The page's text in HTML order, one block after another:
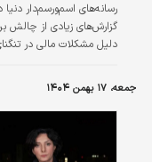
رسانه‌های اسم‌و‌رسم‌دار
گزارش‌های زیادی از چالش
دلیل مشکلات مالی در
حالا بی‌بی‌سی نیز از
دارد در واکنش به
هزینه‌های عملیاتی بزند.
جمعه، ۱۷ بهمن ۱۴۰۴